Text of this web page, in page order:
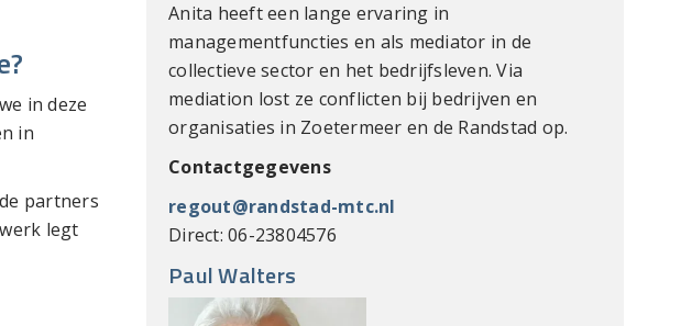
in deze
in
partners
legt
Anita heeft een lange ervaring in
managementfuncties en als mediator in de
collectieve sector en het bedrijfsleven. Via
mediation lost ze conflicten bij bedrijven en
organisaties in Zoetermeer en de Randstad op.
Contactgegevens
regout@randstad-mtc.nl
Direct: 06-23804576
Paul Walters